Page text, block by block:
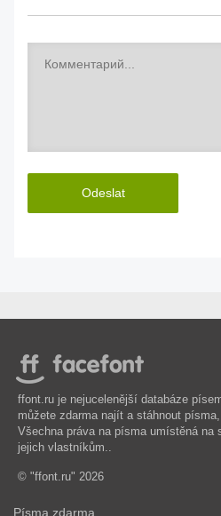
Odeslat
ffont.ru je nejucelenější databáze
můžete zdarma najít a stáhnout písma,
Všechna práva na písma umístěná na
jejich vlastníkům..
© "ffont.ru" 2026
Písma zdarma